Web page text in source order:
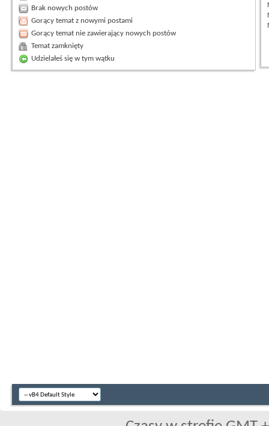
Brak nowych postów
Gorący temat z nowymi postami
Gorący temat nie zawierający nowych postów
Temat zamknięty
Udzielałeś się w tym wątku